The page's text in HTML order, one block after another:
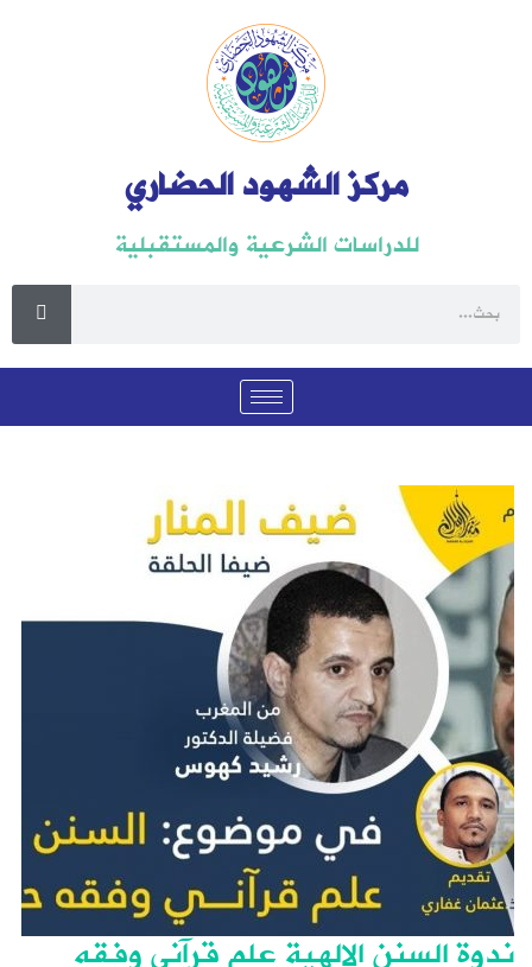
مركز الشهود الحضاري
للدراسات الشرعية والمستقبلية
ندوة السنن الإلهية علم قرآني وفقه